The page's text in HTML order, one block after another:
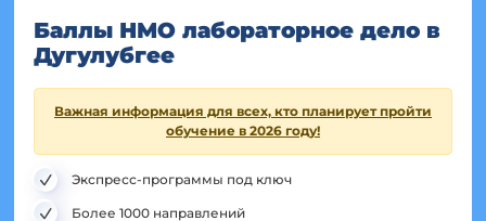
Баллы НМО лабораторное дело в
Дугулубгее
Важная информация для всех, кто планирует пройти
обучение в 2026 году!
Экспресс-программы под ключ
Более 1000 направлений